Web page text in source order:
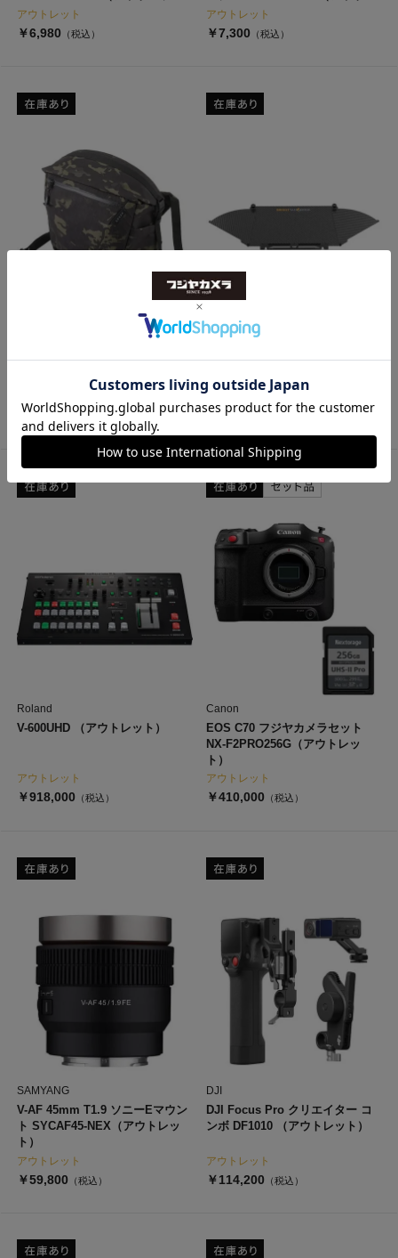
アウトレット
ト）
￥6,980 （税込）
アウトレット
ット）
￥7,300 （税込）
ショルダーバッグ 11 カメラバッ
￥6,300（税込）
アウトレット
Bright Tangerine
(Misfit Kick & 360 Mk II)
B1210.1126 （アウトレット）
￥22,500（税込）
アウトレット
Roland
V-600UHD （アウトレット）
￥918,000 （税込）
アウトレット
Canon
EOS C70 フジヤカメラセット
NX-F2PRO256G（アウトレッ
ト）
￥410,000 （税込）
アウトレット
SAMYANG
V-AF 45mm T1.9 ソニーEマウン
ト SYCAF45-NEX（アウトレッ
ト）
￥59,800 （税込）
アウトレット
DJI
DJI Focus Pro クリエイター コ
ンボ DF1010 （アウトレット）
￥114,200 （税込）